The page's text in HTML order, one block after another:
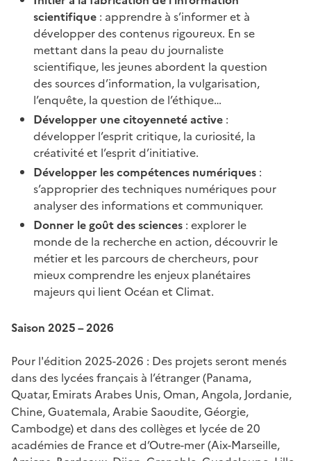
scientifique : apprendre à s’informer et à
développer des contenus rigoureux. En se
mettant dans la peau du journaliste
scientifique, les jeunes abordent la question
des sources d’information, la vulgarisation,
l’enquête, la question de l’éthique…
Développer une citoyenneté active :
développer l’esprit critique, la curiosité, la
créativité et l’esprit d’initiative.
Développer les compétences numériques :
s’approprier des techniques numériques pour
analyser des informations et communiquer.
Donner le goût des sciences : explorer le
monde de la recherche en action, découvrir le
métier et les parcours de chercheurs, pour
mieux comprendre les enjeux planétaires
majeurs qui lient Océan et Climat.
Saison 2025 – 2026
Pour l'édition 2025-2026 : Des projets seront menés
dans des lycées français à l’étranger (Panama,
Quatar,Emirats Arabes Unis, Oman, Angola, Jordanie,
Chine, Guatemala, Arabie Saoudite, Géorgie,
Cambodge) et dans des collèges et lycée de 20
académies de France et d’Outre-mer (Aix-Marseille,